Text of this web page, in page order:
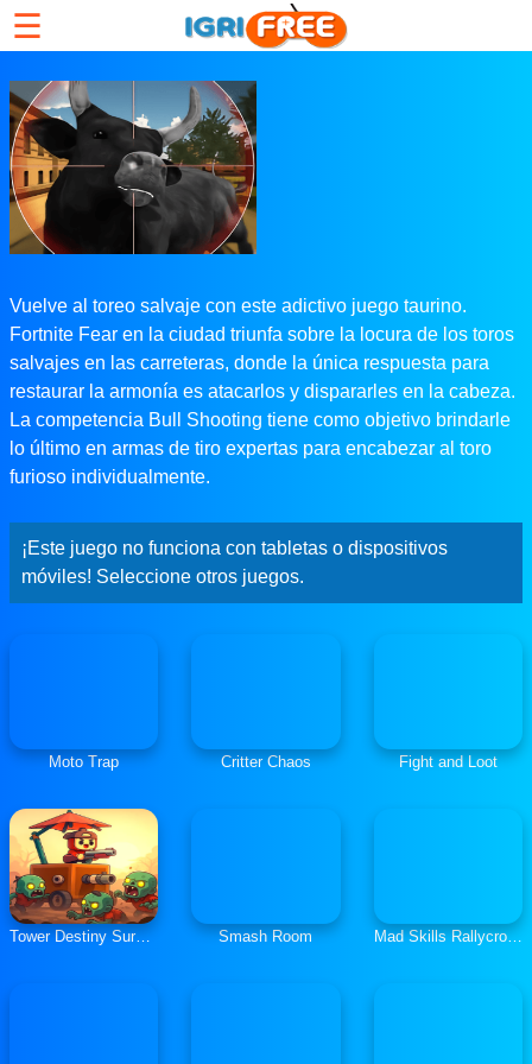
☰
Vuelve al toreo salvaje con este adictivo juego taurino.
Fortnite Fear en la ciudad triunfa sobre la locura de los toros
salvajes en las carreteras, donde la única respuesta para
restaurar la armonía es atacarlos y dispararles en la cabeza.
La competencia Bull Shooting tiene como objetivo brindarle
lo último en armas de tiro expertas para encabezar al toro
furioso individualmente.
¡Este juego no funciona con tabletas o dispositivos
móviles! Seleccione otros juegos.
Moto Trap Critter Chaos Fight and Loot
Tower Destiny Survive Smash Room Mad Skills Rallycross